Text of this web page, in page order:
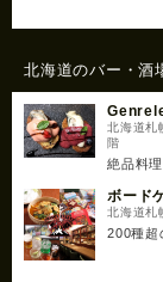
北海道のバー・酒
北海道札
階
絶品料
ボード
北海道札
200種超